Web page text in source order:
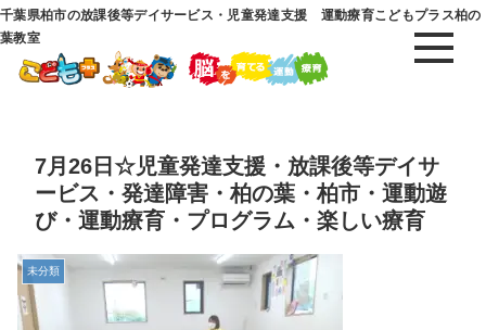
千葉県柏市の放課後等デイサービス・児童発達支援 運動療育こどもプラス柏の
葉教室
7月26日☆児童発達支援・放課後等デイサ
ービス・発達障害・柏の葉・柏市・運動遊
び・運動療育・プログラム・楽しい療育
未分類